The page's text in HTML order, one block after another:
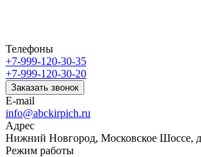
Телефоны
+7-999-120-30-35
+7-999-120-30-20
Заказать звонок
E-mail
info@abckirpich.ru
Адрес
Нижний Новгород, Московское Шоссе,
Режим работы